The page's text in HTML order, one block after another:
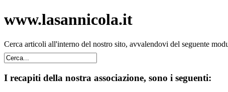
www.lasannicola.it
Cerca articoli all'interno del nostro sito, avvalendovi del seguente
I recapiti della nostra associazione, sono i seguenti: